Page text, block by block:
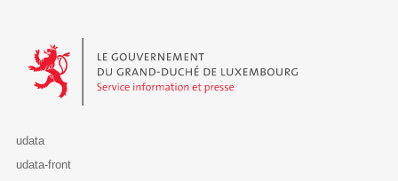
Le Gouvernement du Grand-Duché de Luxembourg - Service
udata
udata-front